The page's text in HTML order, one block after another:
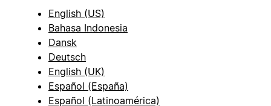
English (US)
Bahasa Indonesia
Dansk
Deutsch
English (UK)
Español (España)
Español (Latinoamérica)